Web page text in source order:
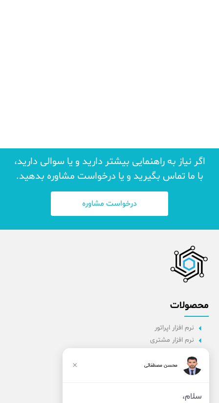
اگر نیاز به راهنمایی بیشتر دارید و یا سوالی دارید،
با ما تماس بگیرید و یا درخواست مشاوره بدهید.
درخواست مشاوره
محصولات
نرم افزار اپراتور
نرم افزار مشتری
نرم افزار راننده
پنل مدیریت
محسن مصطفائی ×
سلام،